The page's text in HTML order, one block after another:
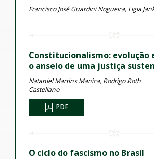
Francisco José Guardini Nogueira, Ligia
Constitucionalismo: evolução
o anseio de uma justiça
Nataniel Martins Manica, Rodrigo Roth
Castellano
PDF
O ciclo do fascismo no Brasil